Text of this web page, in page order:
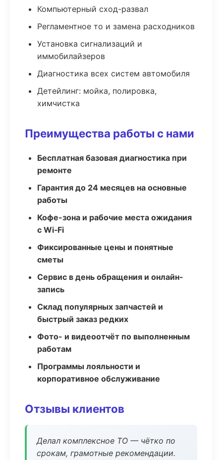
Компьютерный сход-развал
Регламентное то и замена расходников
Установка сигнализаций и
иммобилайзеров
Диагностика всех систем автомобиля
Детейлинг: мойка, полировка,
химчистка
Преимущества работы с нами
Бесплатная базовая диагностика при
ремонте
Гарантия до 24 месяцев на основные
работы
Кофе-зона и рабочие места ожидания
с Wi‑Fi
Фиксированные цены и понятные
сметы
Сервис в день обращения и онлайн-
запись
Склад популярных запчастей и
быстрый заказ редких
Фото- и видеоотчёт по выполненным
работам
Программы лояльности и
корпоративное обслуживание
Отзывы клиентов
Делал комплексное ТО — чётко по
срокам, грамотные рекомендации.